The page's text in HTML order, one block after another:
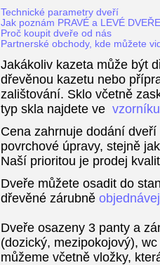
Technické parametry dveří
Jak poznám PRAVÉ a LEVÉ DVEŘE
Proč koupit dveře od nás
Partnerské obchody, kde můžete
Jakákoliv kazeta může být
dřevěnou kazetu nebo
zalištování. Sklo včetně
typ skla najdete ve
Cena zahrnuje dodání
povrchové úpravy, stejně
Naší prioritou je prodej
Dveře můžete osadit do
dřevěné zárubně
Dveře osazeny 3 panty a
(dozický, mezipokojový),
můžeme včetně vložky,